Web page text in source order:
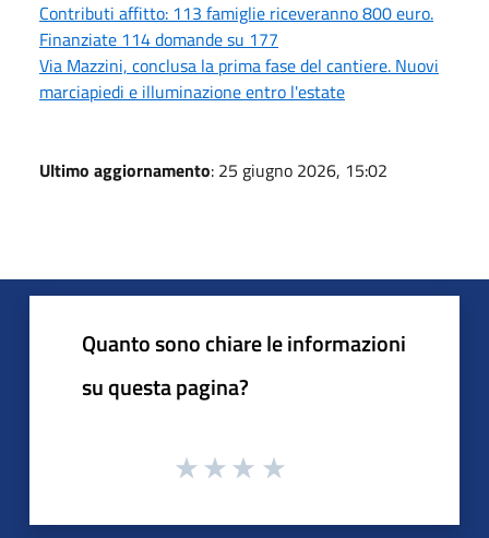
Contributi affitto: 113 famiglie riceveranno 800 euro.
Finanziate 114 domande su 177
Via Mazzini, conclusa la prima fase del cantiere. Nuovi
marciapiedi e illuminazione entro l'estate
Ultimo aggiornamento: 25 giugno 2026, 15:02
Quanto sono chiare le informazioni
su questa pagina?